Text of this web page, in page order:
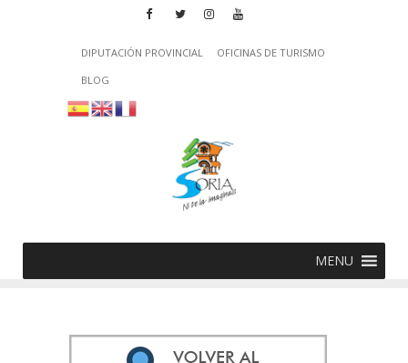
DIPUTACIÓN PROVINCIAL
OFICINAS DE TURISMO
BLOG
MENU